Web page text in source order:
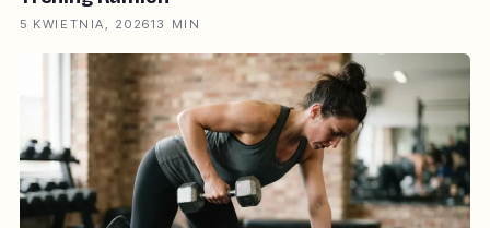
5 KWIETNIA, 202613 MIN